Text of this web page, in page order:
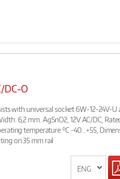
DC-O
with:universal socket 6W-12-24V-U
6,2 mm. AgSnO2, 12V AC/DC,
temperature °C -40…+55,
on 35 mm rail